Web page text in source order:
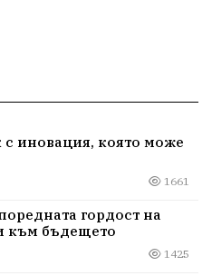
иновация, която може
1661
гордост на
към бъдещето
1425